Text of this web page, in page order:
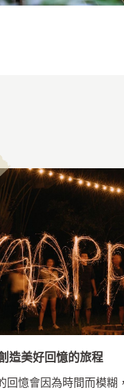
造美好回憶的旅程
回憶會因為時間而模糊